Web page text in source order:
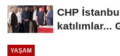
CHP
katılımlar...
YAŞAM